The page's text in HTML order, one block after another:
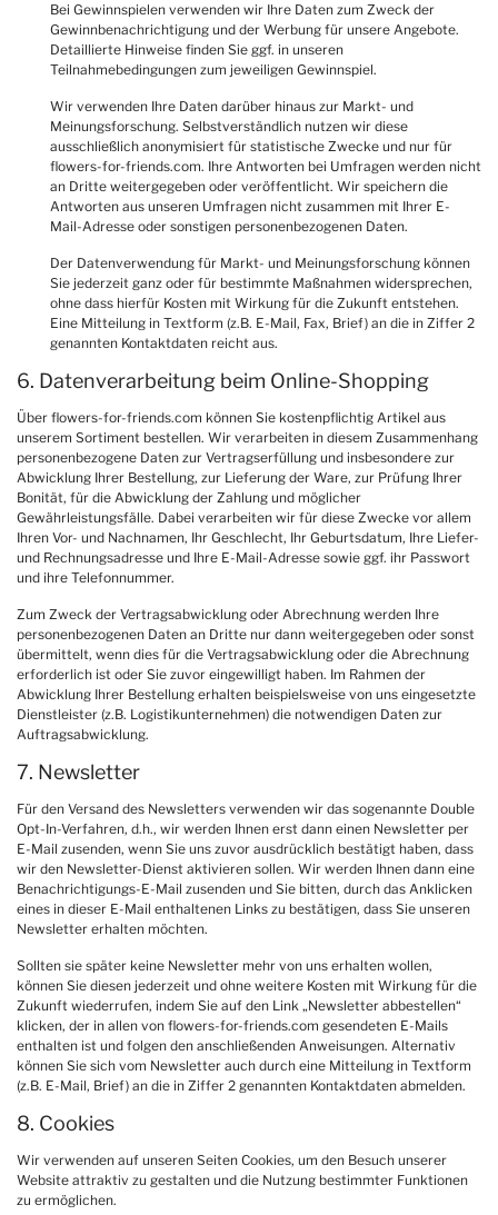
Bei Gewinnspielen verwenden wir Ihre Daten zum Zweck der
Gewinnbenachrichtigung und der Werbung für unsere Angebote.
Detaillierte Hinweise finden Sie ggf. in unseren
Teilnahmebedingungen zum jeweiligen Gewinnspiel.
Wir verwenden Ihre Daten darüber hinaus zur Markt- und
Meinungsforschung. Selbstverständlich nutzen wir diese
ausschließlich anonymisiert für statistische Zwecke und nur für
flowers-for-friends.com. Ihre Antworten bei Umfragen werden nicht
an Dritte weitergegeben oder veröffentlicht. Wir speichern die
Antworten aus unseren Umfragen nicht zusammen mit Ihrer E-
Mail-Adresse oder sonstigen personenbezogenen Daten.
Der Datenverwendung für Markt- und Meinungsforschung können
Sie jederzeit ganz oder für bestimmte Maßnahmen widersprechen,
ohne dass hierfür Kosten mit Wirkung für die Zukunft entstehen.
Eine Mitteilung in Textform (z.B. E-Mail, Fax, Brief) an die in Ziffer 2
genannten Kontaktdaten reicht aus.
6. Datenverarbeitung beim Online-Shopping
Über flowers-for-friends.com können Sie kostenpflichtig Artikel aus
unserem Sortiment bestellen. Wir verarbeiten in diesem Zusammenhang
personenbezogene Daten zur Vertragserfüllung und insbesondere zur
Abwicklung Ihrer Bestellung, zur Lieferung der Ware, zur Prüfung Ihrer
Bonität, für die Abwicklung der Zahlung und möglicher
Gewährleistungsfälle. Dabei verarbeiten wir für diese Zwecke vor allem
Ihren Vor- und Nachnamen, Ihr Geschlecht, Ihr Geburtsdatum, Ihre Liefer-
und Rechnungsadresse und Ihre E-Mail-Adresse sowie ggf. ihr Passwort
und ihre Telefonnummer.
Zum Zweck der Vertragsabwicklung oder Abrechnung werden Ihre
personenbezogenen Daten an Dritte nur dann weitergegeben oder sonst
übermittelt, wenn dies für die Vertragsabwicklung oder die Abrechnung
erforderlich ist oder Sie zuvor eingewilligt haben. Im Rahmen der
Abwicklung Ihrer Bestellung erhalten beispielsweise von uns eingesetzte
Dienstleister (z.B. Logistikunternehmen) die notwendigen Daten zur
Auftragsabwicklung.
7. Newsletter
Für den Versand des Newsletters verwenden wir das sogenannte Double
Opt-In-Verfahren, d.h., wir werden Ihnen erst dann einen Newsletter per
E-Mail zusenden, wenn Sie uns zuvor ausdrücklich bestätigt haben, dass
wir den Newsletter-Dienst aktivieren sollen. Wir werden Ihnen dann eine
Benachrichtigungs-E-Mail zusenden und Sie bitten, durch das Anklicken
eines in dieser E-Mail enthaltenen Links zu bestätigen, dass Sie unseren
Newsletter erhalten möchten.
Sollten sie später keine Newsletter mehr von uns erhalten wollen,
können Sie diesen jederzeit und ohne weitere Kosten mit Wirkung für die
Zukunft wiederrufen, indem Sie auf den Link „Newsletter abbestellen“
klicken, der in allen von flowers-for-friends.com gesendeten E-Mails
enthalten ist und folgen den anschließenden Anweisungen. Alternativ
können Sie sich vom Newsletter auch durch eine Mitteilung in Textform
(z.B. E-Mail, Brief) an die in Ziffer 2 genannten Kontaktdaten abmelden.
8. Cookies
Wir verwenden auf unseren Seiten Cookies, um den Besuch unserer
Website attraktiv zu gestalten und die Nutzung bestimmter Funktionen
zu ermöglichen.